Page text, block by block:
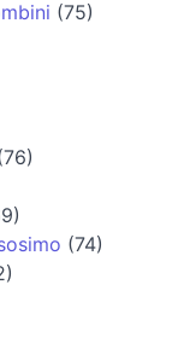
(75)
(74)